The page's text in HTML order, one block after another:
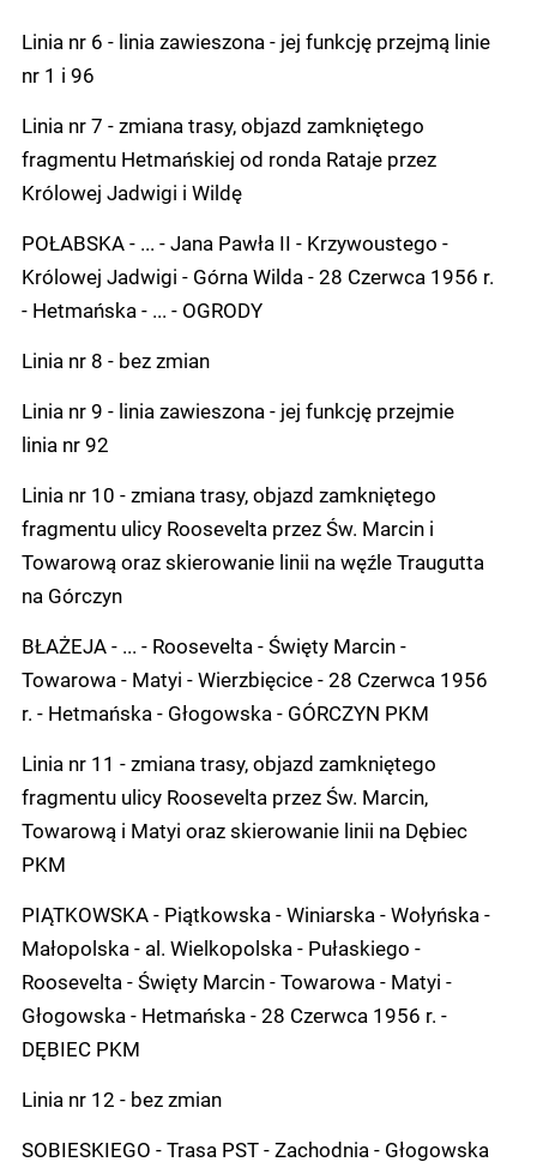
Linia nr 6 - linia zawieszona - jej funkcję przejmą linie
nr 1 i 96
Linia nr 7 - zmiana trasy, objazd zamkniętego
fragmentu Hetmańskiej od ronda Rataje przez
Królowej Jadwigi i Wildę
POŁABSKA - ... - Jana Pawła II - Krzywoustego -
Królowej Jadwigi - Górna Wilda - 28 Czerwca 1956 r.
- Hetmańska - ... - OGRODY
Linia nr 8 - bez zmian
Linia nr 9 - linia zawieszona - jej funkcję przejmie
linia nr 92
Linia nr 10 - zmiana trasy, objazd zamkniętego
fragmentu ulicy Roosevelta przez Św. Marcin i
Towarową oraz skierowanie linii na węźle Traugutta
na Górczyn
BŁAŻEJA - ... - Roosevelta - Święty Marcin -
Towarowa - Matyi - Wierzbięcice - 28 Czerwca 1956
r. - Hetmańska - Głogowska - GÓRCZYN PKM
Linia nr 11 - zmiana trasy, objazd zamkniętego
fragmentu ulicy Roosevelta przez Św. Marcin,
Towarową i Matyi oraz skierowanie linii na Dębiec
PKM
PIĄTKOWSKA - Piątkowska - Winiarska - Wołyńska -
Małopolska - al. Wielkopolska - Pułaskiego -
Roosevelta - Święty Marcin - Towarowa - Matyi -
Głogowska - Hetmańska - 28 Czerwca 1956 r. -
DĘBIEC PKM
Linia nr 12 - bez zmian
SOBIESKIEGO - Trasa PST - Zachodnia - Głogowska